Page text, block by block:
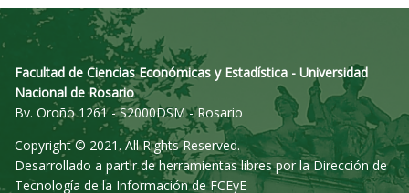
Facultad de Ciencias Económicas y Estadística - Universidad
Nacional de Rosario
Bv. Oroño 1261 - S2000DSM - Rosario
Copyright © 2021. All Rights Reserved.
Desarrollado a partir de herramientas libres por la Dirección de
Tecnología de la Información de FCEyE